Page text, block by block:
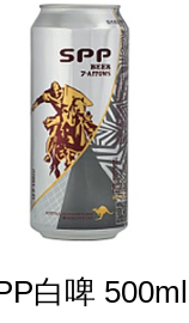
白啤 500ml